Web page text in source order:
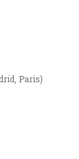
Paris)